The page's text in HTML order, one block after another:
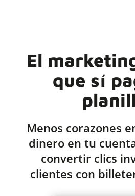
El
que sí
Menos corazones
dinero en tu
convertir clics
clientes con